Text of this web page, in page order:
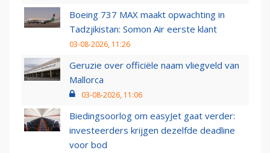
Boeing 737 MAX maakt opwachting in
Tadzjikistan: Somon Air eerste klant
03-08-2026, 11:26
Geruzie over officiële naam vliegveld van
Mallorca
03-08-2026, 11:06
Biedingsoorlog om easyJet gaat verder:
investeerders krijgen dezelfde deadline
voor bod